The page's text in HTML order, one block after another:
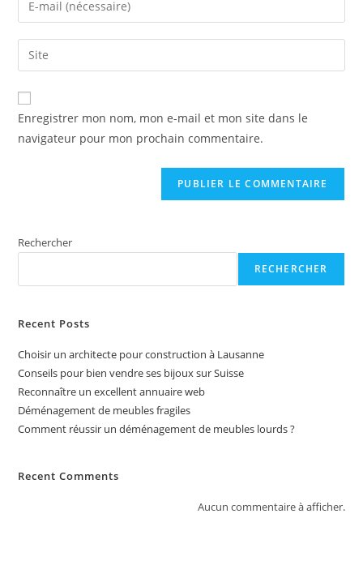
comment
your
email
address
comment
Saisir
l’URL
de
votre
(facultatif)
Enregistrer mon nom, mon e-mail et mon site dans le
navigateur pour mon prochain commentaire.
Rechercher
RECHERCHER
Recent Posts
Choisir un architecte pour construction à Lausanne
Conseils pour bien vendre ses bijoux sur Suisse
Reconnaître un excellent annuaire web
Déménagement de meubles fragiles
Comment réussir un déménagement de meubles lourds ?
Recent Comments
Aucun commentaire à afficher.